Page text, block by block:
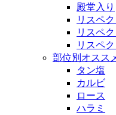
殿堂入り
リスペク
リスペ
リスペ
部位別オスス
タン塩
カルビ
ロース
ハラミ